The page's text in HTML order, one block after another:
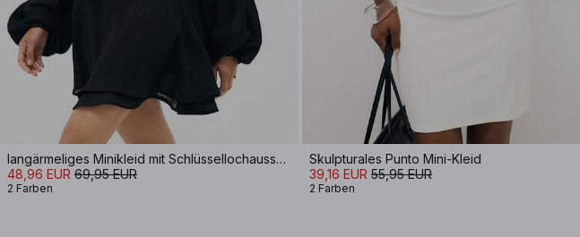
langärmeliges Minikleid mit Schlüssellochausschnitt
48,96 EUR 69,95 EUR
2 Farben
Skulpturales Punto Mini-Kleid
39,16 EUR 55,95 EUR
2 Farben